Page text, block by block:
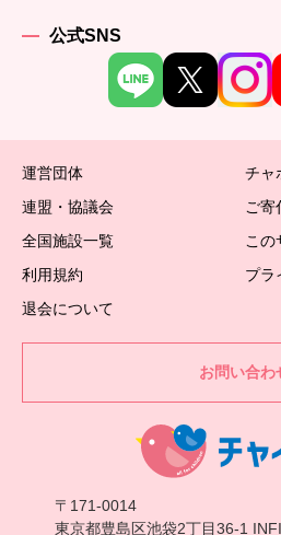
公式SNS
運営団体
チャ
連盟・協議会
ご寄
全国施設一覧
この
利用規約
プラ
退会について
お問い合わ
〒171-0014
東京都豊島区池袋2丁目36-1